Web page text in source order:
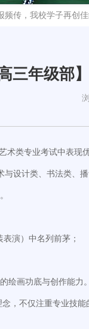
频传，我校学子再创佳
高三年级部
专业考试中表现优
计类、书法类、播
演）中名列前茅；
绘画功底与创作能力。
不仅注重专业技能